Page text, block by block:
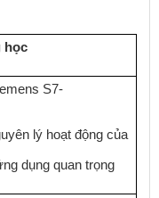
học
S7-
lý hoạt động của
dụng quan trọng